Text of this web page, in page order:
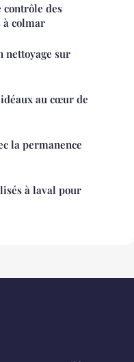
contrôle des
à colmar
nettoyage sur
au cœur de
la permanence
à laval pour